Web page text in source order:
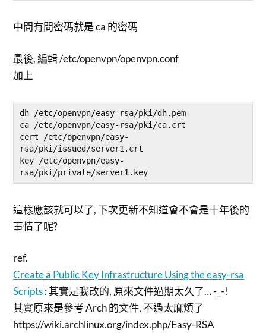
中間有問密碼就是 ca 的密碼
最後, 編輯 /etc/openvpn/openvpn.conf
加上
dh /etc/openvpn/easy-rsa/pki/dh.pem
ca /etc/openvpn/easy-rsa/pki/ca.crt
cert /etc/openvpn/easy-
rsa/pki/issued/server1.crt
key /etc/openvpn/easy-
這樣應該就可以了, 下次更新不知道會不會是十年後的
事情了呢?
ref.
Create a Public Key Infrastructure Using the easy-rsa
Scripts: 其實是我改的, 原來文件過期太久了… -_-!
其實原來是參考 Arch 的文件, 不過太麻煩了
https://wiki.archlinux.org/index.php/Easy-RSA